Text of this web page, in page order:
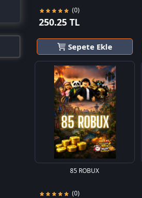
(0)
250.25 TL
Sepete Ekle
85 ROBUX
(0)